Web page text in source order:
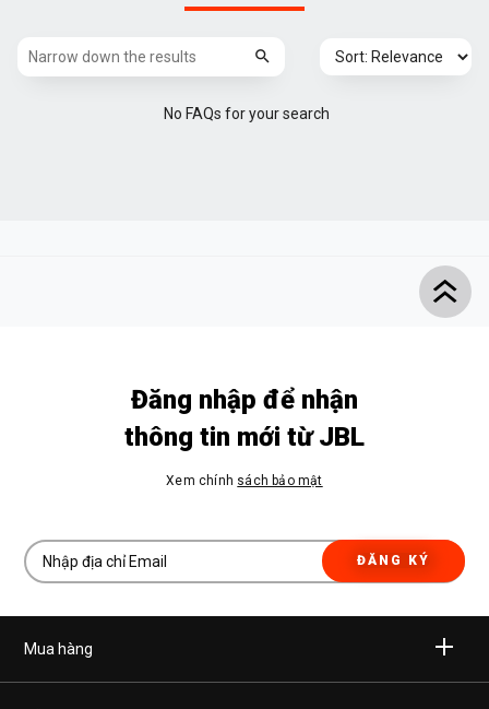
No FAQs for your search
Đăng nhập để nhận
thông tin mới từ JBL
Xem chính sách bảo mật
ĐĂNG KÝ
Mua hàng